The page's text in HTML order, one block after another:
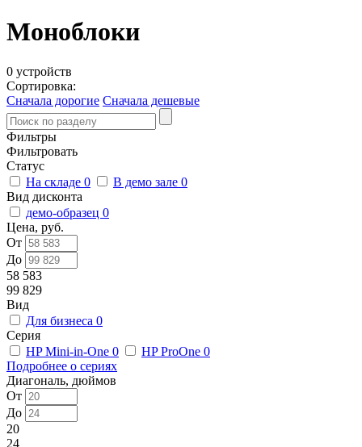
Моноблоки
0 устройств
Сортировка:
Сначала дорогие Сначала дешевые
Фильтры
Фильтровать
Статус
На складе 0 В демо зале 0
Вид дисконта
демо-образец 0
Цена, руб.
От
До
58 583
99 829
Вид
Для бизнеса 0
Серия
HP Mini-in-One 0 HP ProOne 0
Подробнее о сериях
Диагональ, дюймов
От
До
20
24